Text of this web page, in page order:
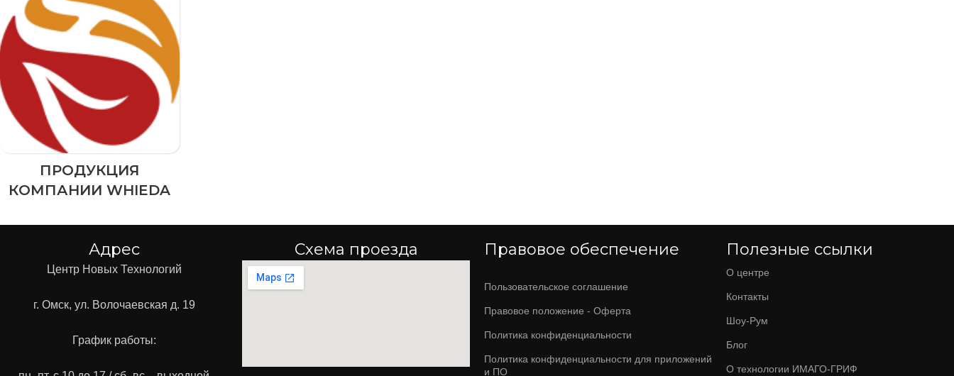
ПРОДУКЦИЯ
КОМПАНИИ WHIEDA
Адрес
Центр Новых Технологий
г. Омск, ул. Волочаевская д. 19
График работы:
Схема проезда Правовое обеспечение
Пользовательское соглашение
Правовое положение - Оферта
Политика конфиденциальности
Политика конфиденциальности для приложений
и ПО
Полезные ссылки
О центре
Контакты
Шоу-Рум
Блог
О технологии ИМАГО-ГРИФ